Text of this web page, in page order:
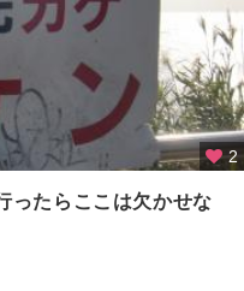
2
ったらここは欠かせな